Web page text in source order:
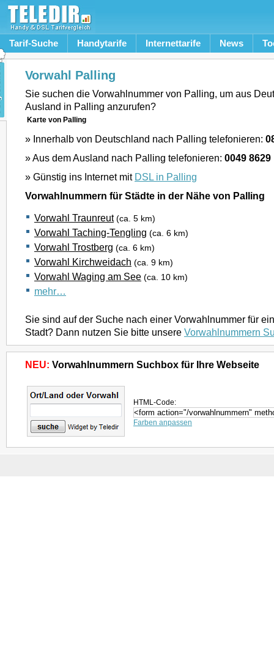
Tarif-Suche Handytarife Internettarife News
Vorwahl Palling
Sie suchen die Vorwahlnummer von Palling, um aus
Ausland in Palling anzurufen?
Karte von Palling
» Innerhalb von Deutschland nach Palling telefonieren:
» Aus dem Ausland nach Palling telefonieren: 0049 8629
» Günstig ins Internet mit DSL in Palling
Vorwahlnummern für Städte in der Nähe von Palling
Vorwahl Traunreut (ca. 5 km)
Vorwahl Taching-Tengling (ca. 6 km)
Vorwahl Trostberg (ca. 6 km)
Vorwahl Kirchweidach (ca. 9 km)
Vorwahl Waging am See (ca. 10 km)
mehr…
Sie sind auf der Suche nach einer Vorwahlnummer für
Stadt? Dann nutzen Sie bitte unsere Vorwahlnummern
NEU: Vorwahlnummern Suchbox für Ihre Webseite
HTML-Code:
Farben anpassen